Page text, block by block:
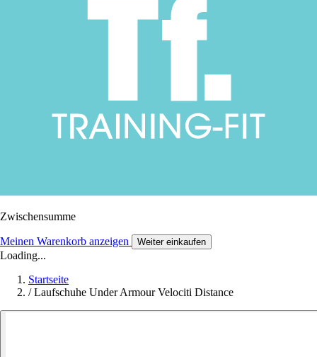
Zwischensumme
Meinen Warenkorb anzeigen Weiter einkaufen
Loading...
Startseite
/ Laufschuhe Under Armour Velociti Distance